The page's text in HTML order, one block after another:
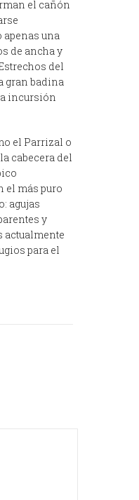
el cañón
apenas una
de ancha y
del
gran badina
incursión
el Parrizal o
cabecera del
el más puro
agujas
y
actualmente
para el